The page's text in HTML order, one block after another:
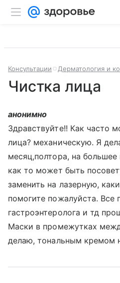
Консультации Дерматология и
Чистка лица
анонимно
Здравствуйте!! Как часто
лица? механическую. Я
месяц,полтора, на большее
как то может быть
заменить на лазерную,
помогите пожалуйста. Все
гастроэнтеролога и тд
Маски в промежутках
делаю, тональным кремом